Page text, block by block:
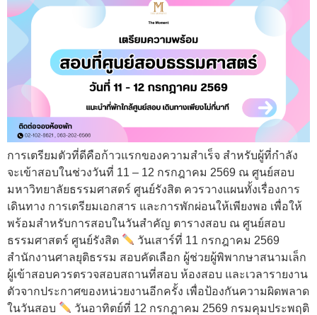
การเตรียมตัวที่ดีคือก้าวแรกของความสำเร็จ สำหรับผู้ที่กำลัง
จะเข้าสอบในช่วงวันที่ 11 – 12 กรกฎาคม 2569 ณ ศูนย์สอบ
มหาวิทยาลัยธรรมศาสตร์ ศูนย์รังสิต ควรวางแผนทั้งเรื่องการ
เดินทาง การเตรียมเอกสาร และการพักผ่อนให้เพียงพอ เพื่อให้
พร้อมสำหรับการสอบในวันสำคัญ ตารางสอบ ณ ศูนย์สอบ
ธรรมศาสตร์ ศูนย์รังสิต
วันเสาร์ที่ 11 กรกฎาคม 2569
สำนักงานศาลยุติธรรม สอบคัดเลือก ผู้ช่วยผู้พิพากษาสนามเล็ก
ผู้เข้าสอบควรตรวจสอบสถานที่สอบ ห้องสอบ และเวลารายงาน
ตัวจากประกาศของหน่วยงานอีกครั้ง เพื่อป้องกันความผิดพลาด
ในวันสอบ
วันอาทิตย์ที่ 12 กรกฎาคม 2569 กรมคุมประพฤติ